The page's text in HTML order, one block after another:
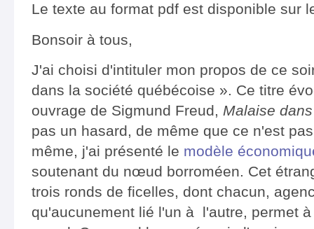
Le texte au format pdf est disponible sur
Bonsoir à tous,
J'ai choisi d'intituler mon propos de ce
dans la société québécoise ». Ce titre
ouvrage de Sigmund Freud, Malaise
pas un hasard, de même que ce n'est
même, j'ai présenté le modèle
soutenant du nœud borroméen. Cet
trois ronds de ficelles, dont chacun,
qu'aucunement lié l'un à l'autre, permet